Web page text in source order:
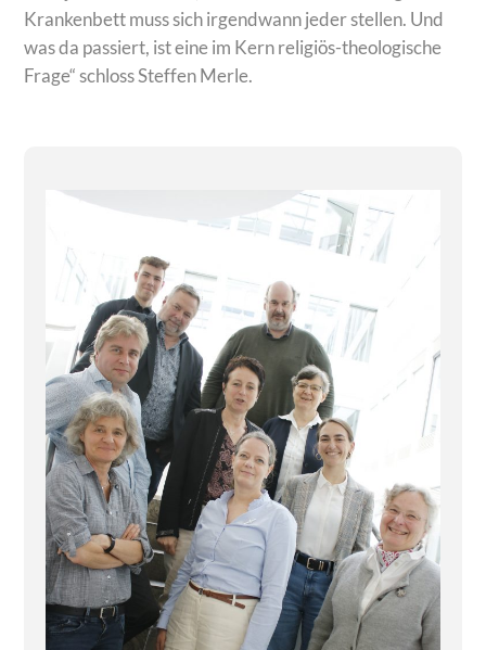
Krankenbett muss sich irgendwann jeder stellen. Und
was da passiert, ist eine im Kern religiös-theologische
Frage“ schloss Steffen Merle.